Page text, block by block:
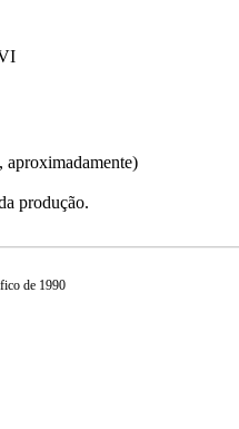
aproximadamente)
produção.
de 1990